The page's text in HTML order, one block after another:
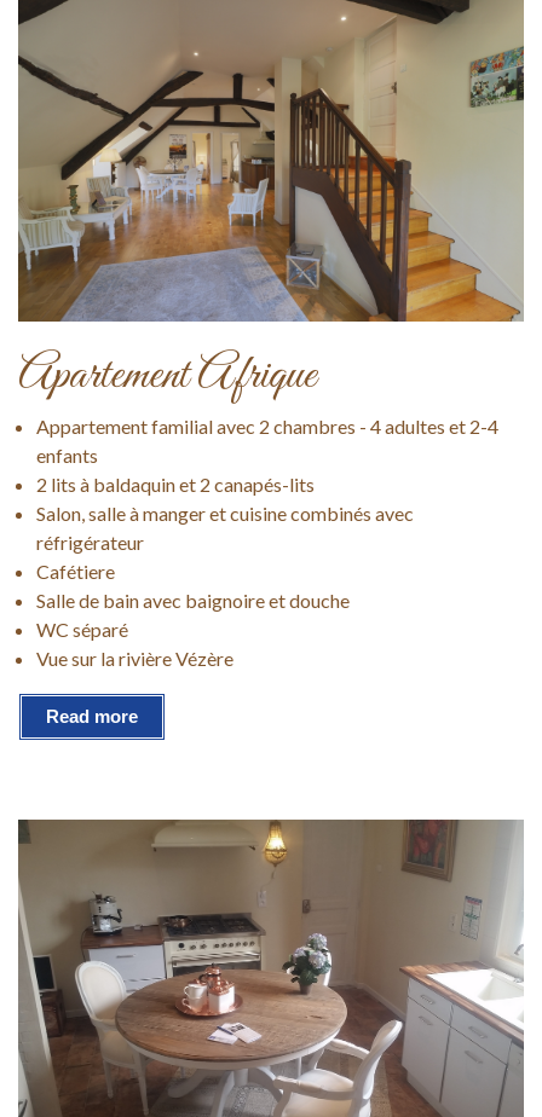
Apartement Afrique
Appartement familial avec 2 chambres - 4 adultes et 2-4
enfants
2 lits à baldaquin et 2 canapés-lits
Salon, salle à manger et cuisine combinés avec
réfrigérateur
Cafétiere
Salle de bain avec baignoire et douche
WC séparé
Vue sur la rivière Vézère
Read more